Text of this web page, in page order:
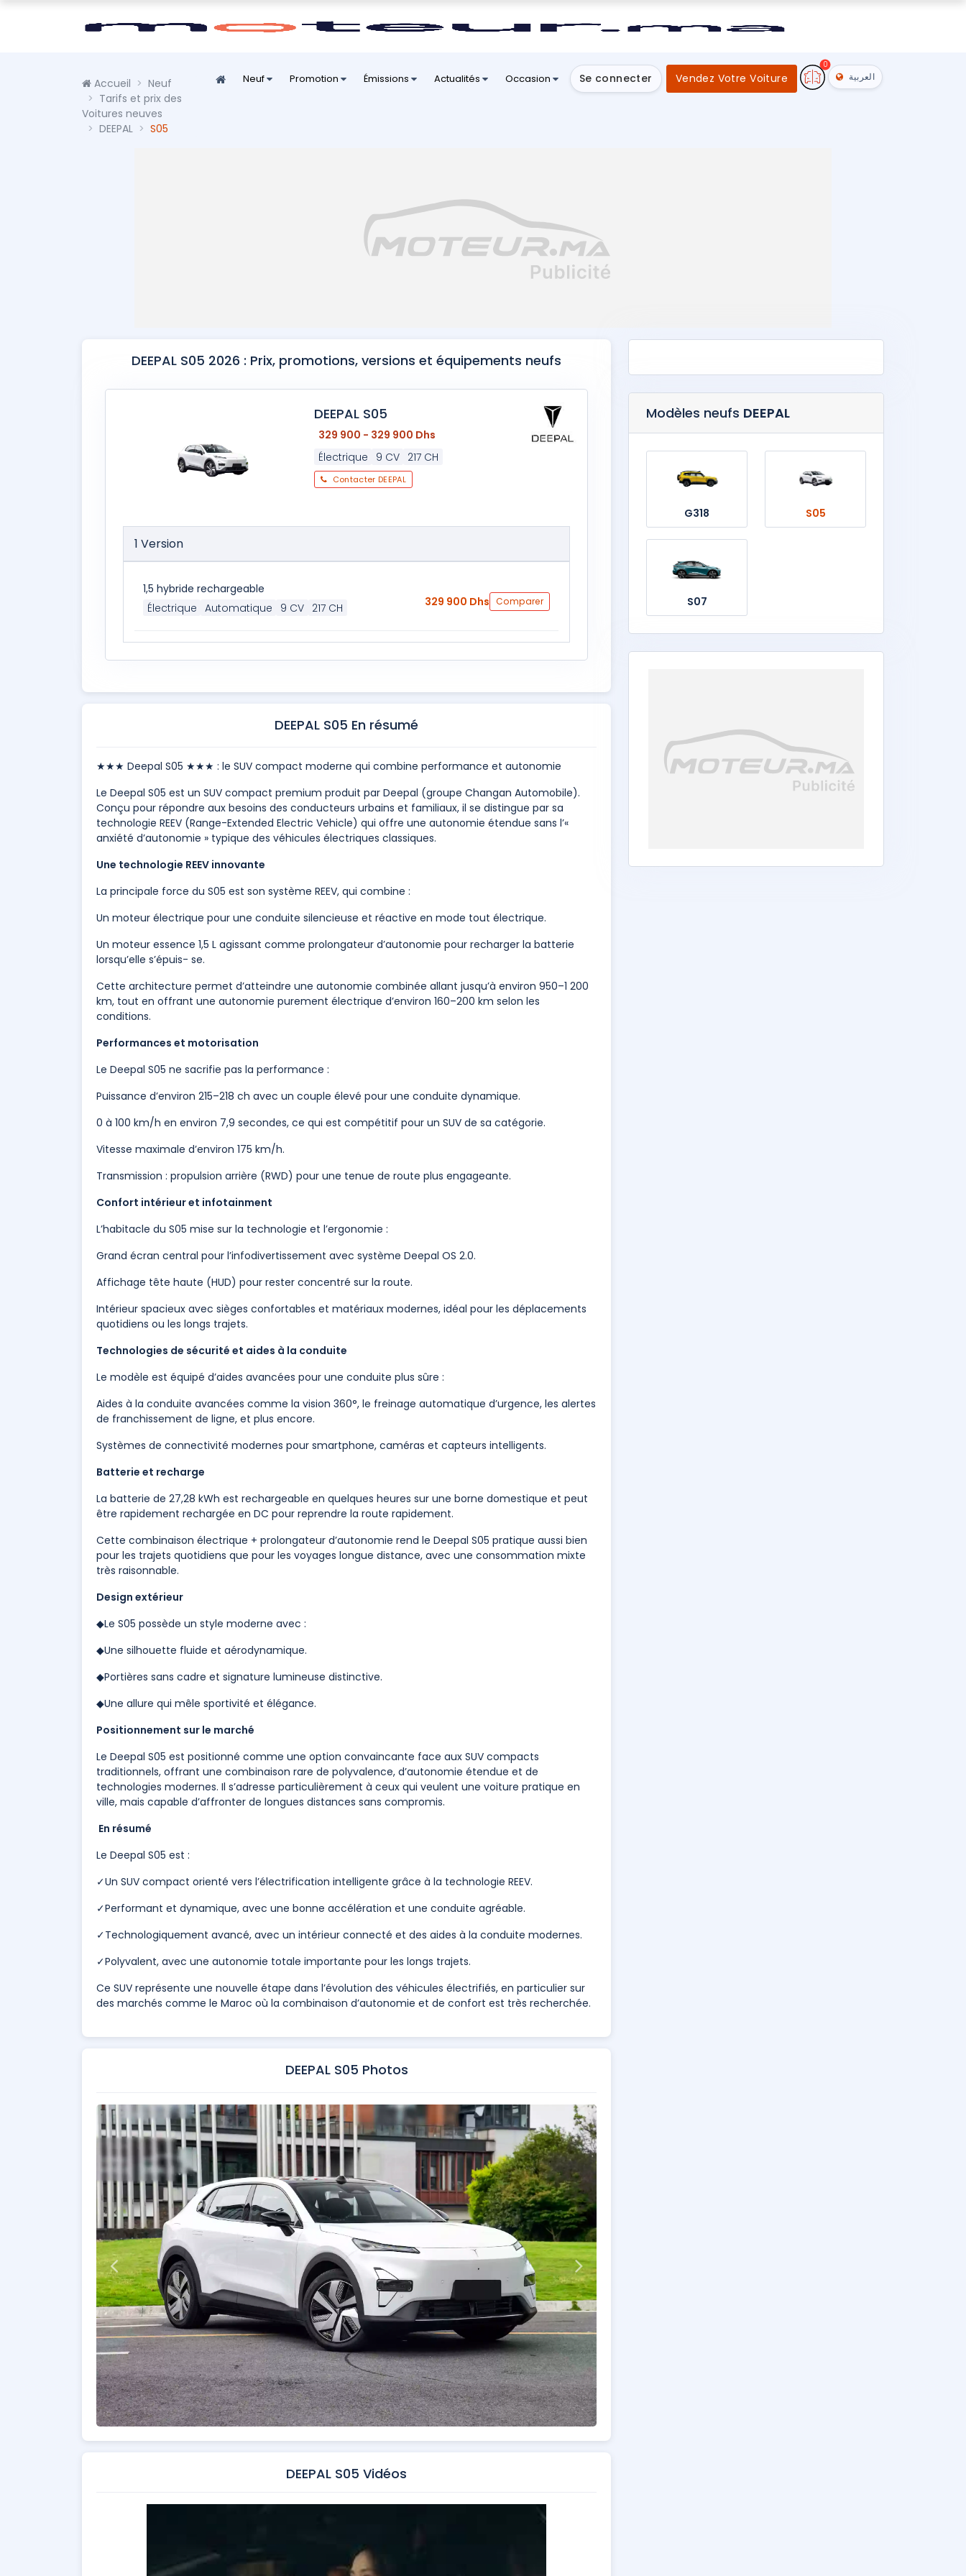
Neuf Promotion Émissions Actualités Occasion Se connecter Vendez Votre Voiture
0
العربية Accueil
Neuf
Tarifs et prix des
Voitures neuves
DEEPAL
S05
DEEPAL S05 2026 : Prix, promotions, versions et équipements neufs
DEEPAL S05
329 900 - 329 900 Dhs
Électrique
9 CV 217 CH
Contacter DEEPAL
1 Version
1,5 hybride rechargeable
Électrique Automatique 9 CV 217 CH 329 900 Dhs Comparer
DEEPAL S05 En résumé
★★★ Deepal S05 ★★★ : le SUV compact moderne qui combine performance et autonomie
Le Deepal S05 est un SUV compact premium produit par Deepal (groupe Changan Automobile).
Conçu pour répondre aux besoins des conducteurs urbains et familiaux, il se distingue par sa
technologie REEV (Range-Extended Electric Vehicle) qui offre une autonomie étendue sans l’«
anxiété d’autonomie » typique des véhicules électriques classiques.
Une technologie REEV innovante
La principale force du S05 est son système REEV, qui combine :
Un moteur électrique pour une conduite silencieuse et réactive en mode tout électrique.
Un moteur essence 1,5 L agissant comme prolongateur d’autonomie pour recharger la batterie
lorsqu’elle s’épuis- se.
Cette architecture permet d’atteindre une autonomie combinée allant jusqu’à environ 950–1 200
km, tout en offrant une autonomie purement électrique d’environ 160–200 km selon les
conditions.
Performances et motorisation
Le Deepal S05 ne sacrifie pas la performance :
Puissance d’environ 215–218 ch avec un couple élevé pour une conduite dynamique.
0 à 100 km/h en environ 7,9 secondes, ce qui est compétitif pour un SUV de sa catégorie.
Vitesse maximale d’environ 175 km/h.
Transmission : propulsion arrière (RWD) pour une tenue de route plus engageante.
Confort intérieur et infotainment
L’habitacle du S05 mise sur la technologie et l’ergonomie :
Grand écran central pour l’infodivertissement avec système Deepal OS 2.0.
Affichage tête haute (HUD) pour rester concentré sur la route.
Intérieur spacieux avec sièges confortables et matériaux modernes, idéal pour les déplacements
quotidiens ou les longs trajets.
Technologies de sécurité et aides à la conduite
Le modèle est équipé d’aides avancées pour une conduite plus sûre :
Aides à la conduite avancées comme la vision 360°, le freinage automatique d’urgence, les alertes
de franchissement de ligne, et plus encore.
Systèmes de connectivité modernes pour smartphone, caméras et capteurs intelligents.
Batterie et recharge
La batterie de 27,28 kWh est rechargeable en quelques heures sur une borne domestique et peut
être rapidement rechargée en DC pour reprendre la route rapidement.
Cette combinaison électrique + prolongateur d’autonomie rend le Deepal S05 pratique aussi bien
pour les trajets quotidiens que pour les voyages longue distance, avec une consommation mixte
très raisonnable.
Design extérieur
◆Le S05 possède un style moderne avec :
◆Une silhouette fluide et aérodynamique.
◆Portières sans cadre et signature lumineuse distinctive.
◆Une allure qui mêle sportivité et élégance.
Positionnement sur le marché
Le Deepal S05 est positionné comme une option convaincante face aux SUV compacts
traditionnels, offrant une combinaison rare de polyvalence, d’autonomie étendue et de
technologies modernes. Il s’adresse particulièrement à ceux qui veulent une voiture pratique en
ville, mais capable d’affronter de longues distances sans compromis.
En résumé
Le Deepal S05 est :
✓Un SUV compact orienté vers l’électrification intelligente grâce à la technologie REEV.
✓Performant et dynamique, avec une bonne accélération et une conduite agréable.
✓Technologiquement avancé, avec un intérieur connecté et des aides à la conduite modernes.
✓Polyvalent, avec une autonomie totale importante pour les longs trajets.
Ce SUV représente une nouvelle étape dans l’évolution des véhicules électrifiés, en particulier sur
des marchés comme le Maroc où la combinaison d’autonomie et de confort est très recherchée.
DEEPAL S05 Photos
DEEPAL S05 Vidéos
Modèles neufs DEEPAL
G318 S05
S07